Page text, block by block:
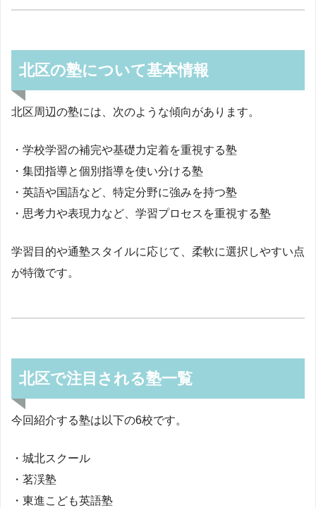
北区の塾について基本情報
北区周辺の塾には、次のような傾向があります。
・学校学習の補完や基礎力定着を重視する塾
・集団指導と個別指導を使い分ける塾
・英語や国語など、特定分野に強みを持つ塾
・思考力や表現力など、学習プロセスを重視する塾
学習目的や通塾スタイルに応じて、柔軟に選択しやすい点
が特徴です。
北区で注目される塾一覧
今回紹介する塾は以下の6校です。
・城北スクール
・茗渓塾
・東進こども英語塾